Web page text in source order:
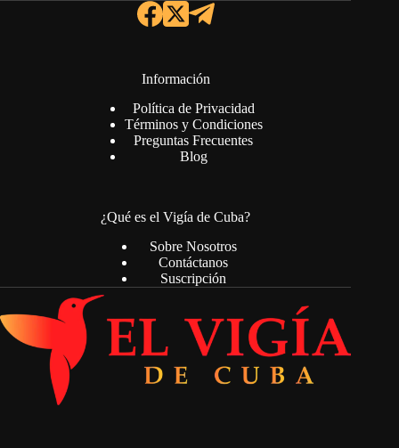
Información
Política de Privacidad
Términos y Condiciones
Preguntas Frecuentes
Blog
¿Qué es el Vigía de Cuba?
Sobre Nosotros
Contáctanos
Suscripción